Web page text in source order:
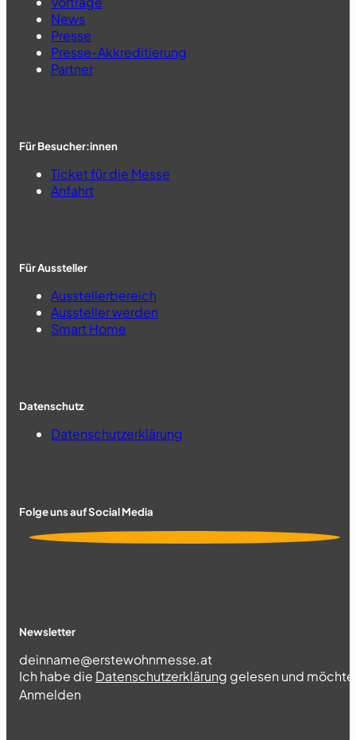
News
Presse
Presse-Akkreditierung
Partner
Für Besucher:innen
Ticket für die Messe
Anfahrt
Für Aussteller
Ausstellerbereich
Aussteller werden
Smart Home
Datenschutz
Datenschutzerklärung
Folge uns auf Social Media
Newsletter
Section
Ich habe die Datenschutzerklärung gelesen und
Abschnitt
Anmelden